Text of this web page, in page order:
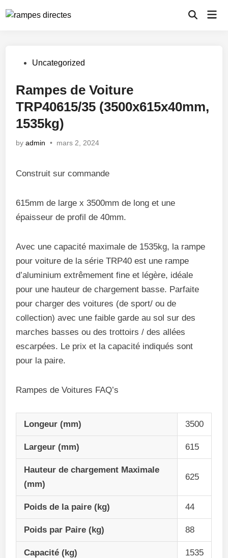
to
Open
PostedUncategorized
Rampes de Voiture
TRP40615/35 (3500x615x40mm,
1535kg)
byadmin • mars 2, 2024
Construit sur commande
615mm de large x 3500mm de long et une
épaisseur de profil de 40mm.
Avec une capacité maximale de 1535kg, la rampe
pour voiture de la série TRP40 est une rampe
d’aluminium extrêmement fine et légère, idéale
pour une hauteur de chargement basse. Parfaite
pour charger des voitures (de sport/ ou de
collection) avec une faible garde au sol sur des
marches basses ou des trottoirs / des allées
escarpées. Le prix et la capacité indiqués sont
pour la paire.
Rampes de Voitures FAQ’s
Longeur (mm) 3500
Largeur (mm) 615
Hauteur de chargement Maximale
(mm)
625
Poids de la paire (kg) 44
Poids par Paire (kg) 88
Capacité (kg) 1535